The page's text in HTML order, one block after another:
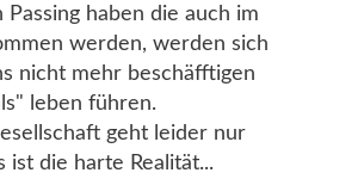
haben die auch im
werden, werden sich
nicht mehr beschäfftigen
leben führen.
geht leider nur
ist die harte Realität...